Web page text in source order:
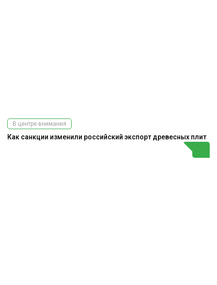
В центре внимания
Как санкции изменили российский экспорт древесных плит